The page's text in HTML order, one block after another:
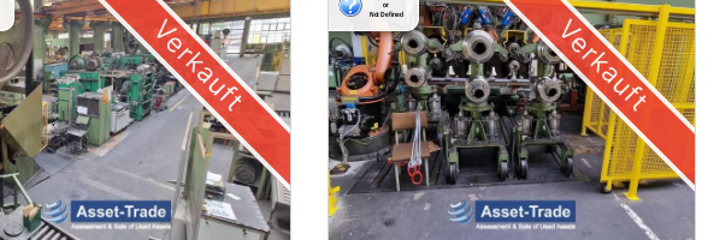
Verkauft Verkauft